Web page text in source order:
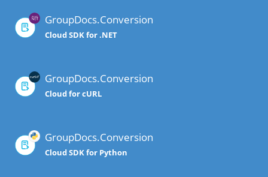
GroupDocs.Conversion
Cloud SDK for .NET
GroupDocs.Conversion
Cloud for cURL
GroupDocs.Conversion
Cloud SDK for Python